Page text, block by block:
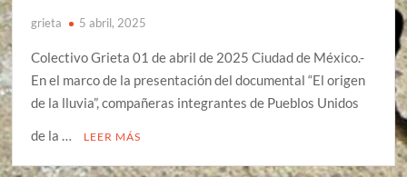
grieta 5 abril, 2025
Colectivo Grieta 01 de abril de 2025 Ciudad de México.-
En el marco de la presentación del documental “El origen
de la lluvia”, compañeras integrantes de Pueblos Unidos
de la …
LEER MÁS